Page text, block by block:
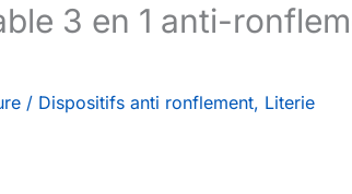
3 en 1 anti-
/ Dispositifs anti ronflement, Literie